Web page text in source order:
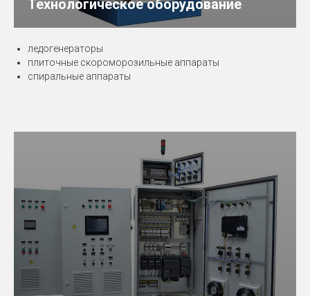
Технологическое оборудование
ледогенераторы
плиточные скороморозильные аппараты
спиральные аппараты